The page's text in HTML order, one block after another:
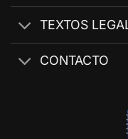
TEXTOS
CONTACTO